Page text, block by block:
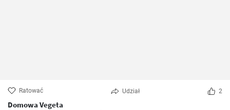
Ratować Udział 2
Domowa Vegeta